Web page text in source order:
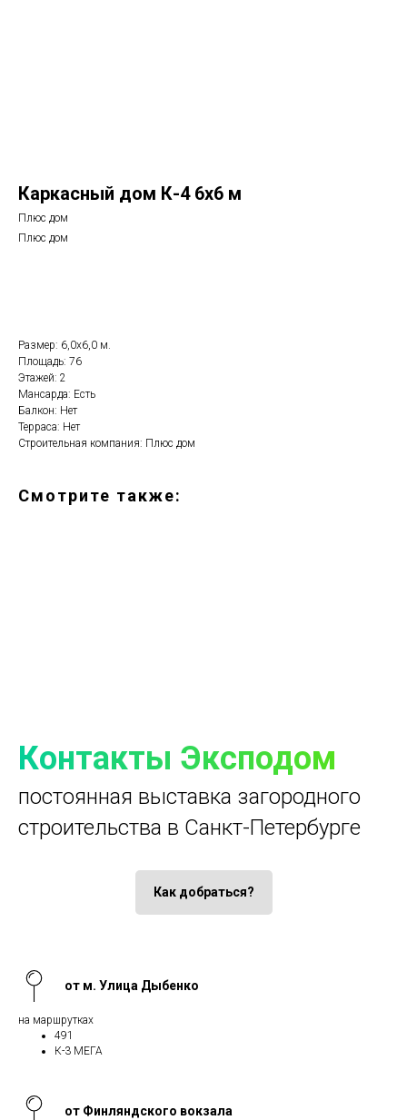
Каркасный дом К-4 6х6 м
Плюс дом
Плюс дом
Размер: 6,0х6,0 м.
Площадь: 76
Этажей: 2
Мансарда: Есть
Балкон: Нет
Терраса: Нет
Строительная компания: Плюс дом
Смотрите также:
Контакты Эксподом
постоянная выставка загородного
строительства в Санкт-Петербурге
Как добраться?
от м. Улица Дыбенко
на маршрутках
491
К-3 МЕГА
от Финляндского вокзала